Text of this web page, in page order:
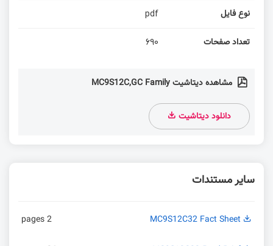
نوع فایل pdf
تعداد صفحات 690
مشاهده دیتاشیت MC9S12C,GC Family
دانلود دیتاشیت
سایر مستندات
MC9S12C32 Fact Sheet
2 pages